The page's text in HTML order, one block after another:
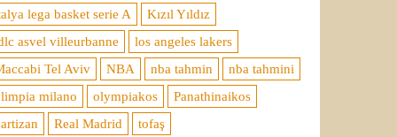
lega basket serie A
Kızıl Yıldız
asvel villeurbanne
los angeles lakers
Tel Aviv
NBA nba tahmin
nba tahmini
milano
olympiakos
Panathinaikos
Real Madrid tofaş